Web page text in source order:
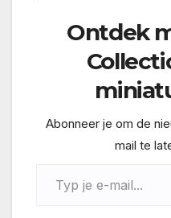
Ontdek
Abonneer je om de
mail te